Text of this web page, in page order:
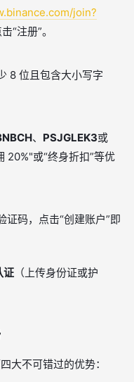
join?
“注册”。
8 位且包含大小写字
、 PSJGLEK3或
20%"或“终身折扣”等优
码，点击“创建账户”即
证 （上传身份证或护
大不可错过的优势：